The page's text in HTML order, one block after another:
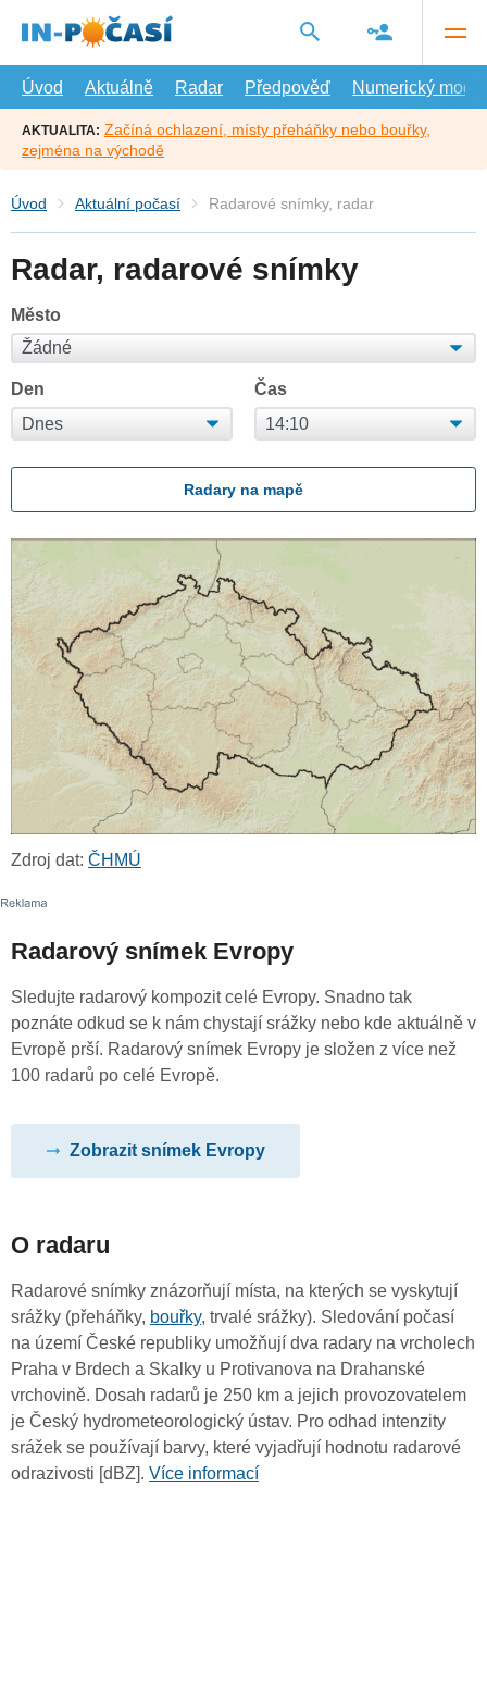
hlavní
Úvod
Aktuálně Radar Předpověď Numerický model
AKTUALITA: Začíná ochlazení, místy přeháňky nebo bouřky,
zejména na východě
Úvod Aktuální počasí Radarové snímky, radar
Radar, radarové snímky
Město
Den Čas
Radary na mapě
Zdroj dat: ČHMÚ
Radarový snímek Evropy
Sledujte radarový kompozit celé Evropy. Snadno tak
poznáte odkud se k nám chystají srážky nebo kde aktuálně v
Evropě prší. Radarový snímek Evropy je složen z více než
100 radarů po celé Evropě.
Zobrazit snímek Evropy
O radaru
Radarové snímky znázorňují místa, na kterých se vyskytují
srážky (přeháňky, bouřky, trvalé srážky). Sledování počasí
na území České republiky umožňují dva radary na vrcholech
Praha v Brdech a Skalky u Protivanova na Drahanské
vrchovině. Dosah radarů je 250 km a jejich provozovatelem
je Český hydrometeorologický ústav. Pro odhad intenzity
srážek se používají barvy, které vyjadřují hodnotu radarové
odrazivosti [dBZ]. Více informací